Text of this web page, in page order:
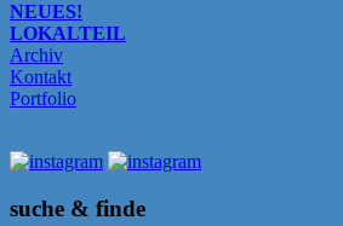
NEUES!
LOKALTEIL
Archiv
Kontakt
Portfolio
suche & finde